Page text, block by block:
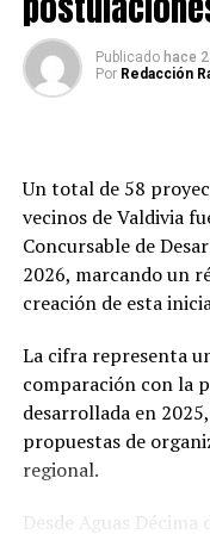
Post Views: 14
Tras nueve
tradicional de feria
cultural en el centro
este año busca que
La directora regional
Mariela Leiva,
fortalecer el vínculo
tradicionales.
“Cumplir una década
desafío de seguir
familias rurales. Este
una vitrina de
un espacio de
Publicado hace
Por Redacción
Un total de 58
vecinos de Valdivia
Concursable de
2026, marcando un
creación de esta
La cifra representa
comparación con la
desarrollada en
propuestas de
regional.
Desde Aguas